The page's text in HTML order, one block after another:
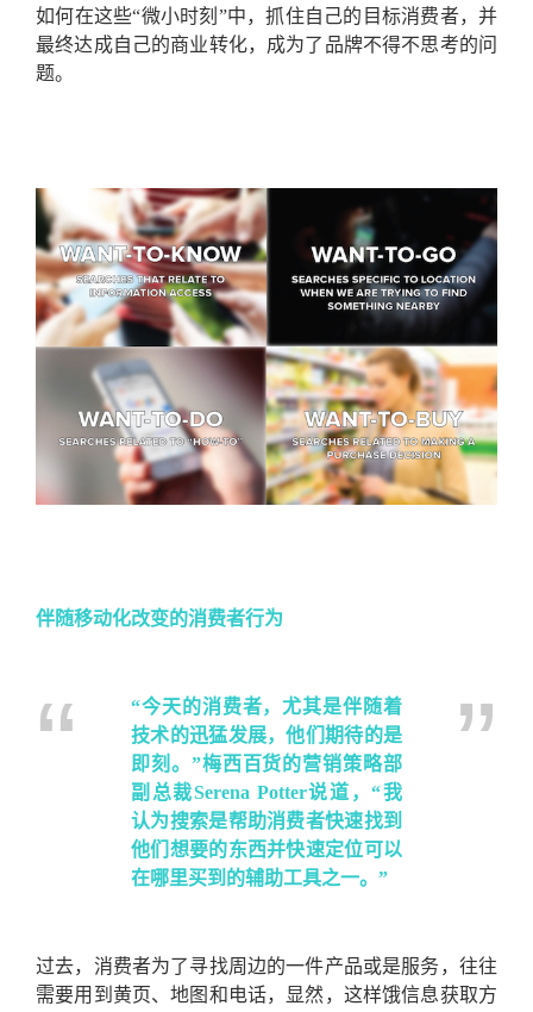
如何在这些“微小时刻”中，抓住自己的目标消费者，并
最终达成自己的商业转化，成为了品牌不得不思考的问
题。
伴随移动化改变的消费者行为
“今天的消费者，尤其是伴随着
技术的迅猛发展，他们期待的是
即刻。”梅西百货的营销策略部
副总裁Serena Potter说道，“我
认为搜索是帮助消费者快速找到
他们想要的东西并快速定位可以
在哪里买到的辅助工具之一。”
过去，消费者为了寻找周边的一件产品或是服务，往往
需要用到黄页、地图和电话，显然，这样饿信息获取方